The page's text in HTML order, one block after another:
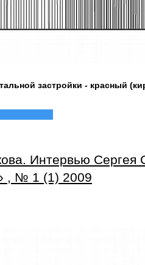
застройки - красный
Интервью Сергея
, № 1 (1) 2009